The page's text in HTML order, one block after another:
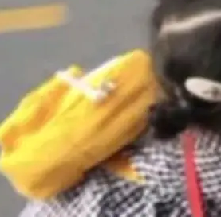
是雷霄骅离世十周
用一个大版本的名
骅曾是中国传媒大学
，长期从事视频、音
平台作者信息与商品
规的数据处理任
元的账单，实际支出
人意外的是，该项目
算力消耗持续运行长
账时才察觉异常。这
程序，在近半年时间
显示，...
在 CNBC 的采访里
在赢得 AI 竞赛，而
具预计在今年底或
实验室的水平。 Dela
：开放协作。中国的
的生态里加速迭代，
"。他的原话是 "buil
互不通气。 这个判
。Hugging Face 是
上面跑着上百万个模
...
最好的扩展系
问过很多软件工程师
己用的程序？答案几
用别人写的程序写程
写个博客系统、智能
算稀奇事。 Crawsh
个开源 AI coding age
篇文章，核心论点很
。 理由不是传统的自
内测邀请，全
演现场诞生
时候大概没人想到它
态的路演。 8月1日，
责人崔添翼（tiany
是 Agent Harness 相
Lite-Preview